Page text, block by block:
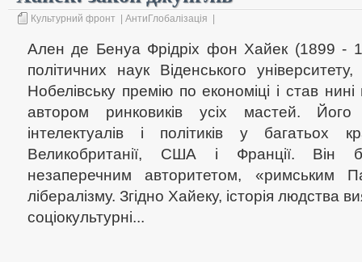
Культурний фронт АнтиГлобалізація
Ален де Бенуа Фрідріх фон Хайек (1899 -
політичних наук Віденського
Нобелівську премію по економіці і став
автором ринковиків усіх мастей.
інтелектуалів і політиків у багатьох
Великобританії, США і Франції. Він
незаперечним авторитетом, «римським
лібералізму. Згідно Хайеку, історія людства
соціокультурні...